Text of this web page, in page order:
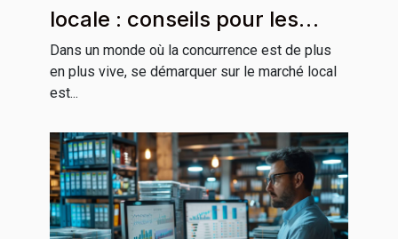
locale : conseils pour les
électriciens
Dans un monde où la concurrence est de plus
en plus vive, se démarquer sur le marché local
est...